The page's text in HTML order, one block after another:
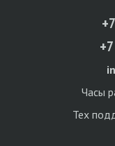
Часы
Тех